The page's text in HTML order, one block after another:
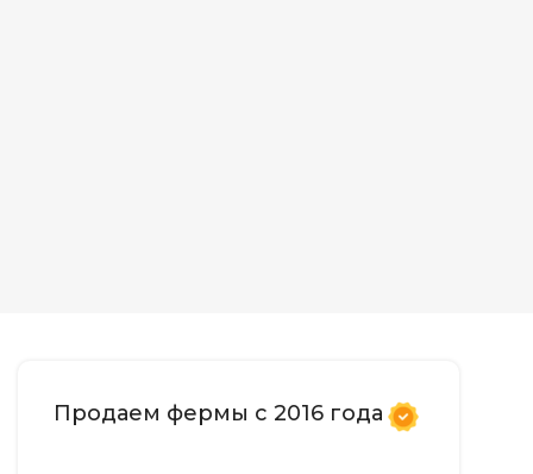
Продаем фермы с 2016 года